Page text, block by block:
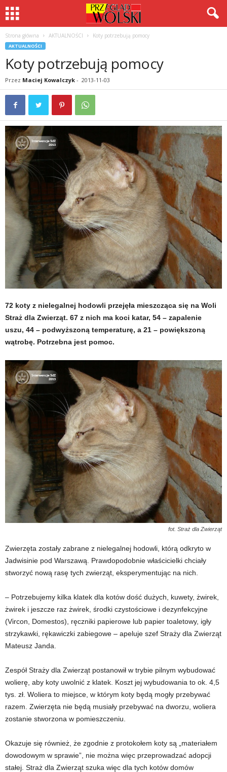
Strona główna AKTUALNOŚCI Koty potrzebują pomocy
AKTUALNOŚCI
Koty potrzebują pomocy
Przez Maciej Kowalczyk - 2013-11-03
72 koty z nielegalnej hodowli przejęła mieszcząca się na Woli
Straż dla Zwierząt. 67 z nich ma koci katar, 54 – zapalenie
uszu, 44 – podwyższoną temperaturę, a 21 – powiększoną
wątrobę. Potrzebna jest pomoc.
fot. Straż dla Zwierząt
Zwierzęta zostały zabrane z nielegalnej hodowli, którą odkryto w
Jadwisinie pod Warszawą. Prawdopodobnie właścicielki chciały
stworzyć nową rasę tych zwierząt, eksperymentując na nich.
– Potrzebujemy kilka klatek dla kotów dość dużych, kuwety, żwirek,
żwirek i jeszcze raz żwirek, środki czystościowe i dezynfekcyjne
(Vircon, Domestos), ręczniki papierowe lub papier toaletowy, igły
strzykawki, rękawiczki zabiegowe – apeluje szef Straży dla Zwierząt
Mateusz Janda.
Zespół Straży dla Zwierząt postanowił w trybie pilnym wybudować
wolierę, aby koty uwolnić z klatek. Koszt jej wybudowania to ok. 4,5
tys. zł. Woliera to miejsce, w którym koty będą mogły przebywać
razem. Zwierzęta nie będą musiały przebywać na dworzu, woliera
zostanie stworzona w pomieszczeniu.
Okazuje się również, że zgodnie z protokołem koty są „materiałem
dowodowym w sprawie”, nie można więc przeprowadzać adopcji
stałej. Straż dla Zwierząt szuka więc dla tych kotów domów